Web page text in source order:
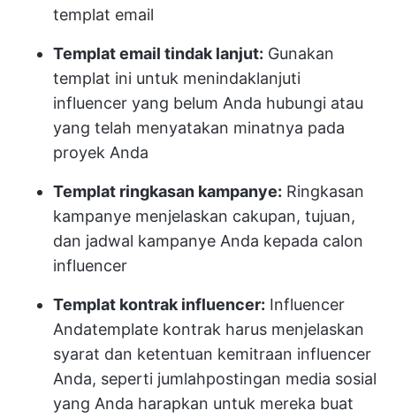
templat email
Templat email tindak lanjut: Gunakan
templat ini untuk menindaklanjuti
influencer yang belum Anda hubungi atau
yang telah menyatakan minatnya pada
proyek Anda
Templat ringkasan kampanye: Ringkasan
kampanye menjelaskan cakupan, tujuan,
dan jadwal kampanye Anda kepada calon
influencer
Templat kontrak influencer: Influencer
Andatemplate kontrak harus menjelaskan
syarat dan ketentuan kemitraan influencer
Anda, seperti jumlahpostingan media sosial
yang Anda harapkan untuk mereka buat